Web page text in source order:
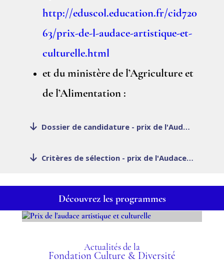
http://eduscol.education.fr/cid720
63/prix-de-l-audace-artistique-et-
culturelle.html
et du ministère de l’Agriculture et
de l’Alimentation :
Dossier de candidature - prix de l'Audace artistique et culturelle 2020-2021
Critères de sélection - prix de l'Audace artistique et culturelle 2020-2021
Découvrez les programmes
PRIX DE L'AUDACE
ARTISTIQUE ET
CULTURELLE
Actualités de la
Fondation Culture & Diversité